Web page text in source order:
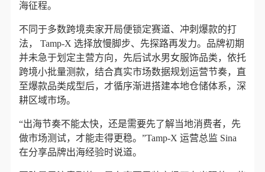
海征程。
不同于多数跨境卖家开局便锁定赛道、冲刺爆款的打
法， Tamp-X 选择放慢脚步、先探路再发力。品牌初期
并未急于划定主营方向，先后试水男女服饰品类，依托
跨境小批量测款，结合真实市场数据规划运营节奏，直
至爆款品类成型后，才循序渐进搭建本地仓储体系，深
耕区域市场。
“出海节奏不能太快，还是需要先了解当地消费者，先
做市场测试，才能走得更稳。”Tamp-X 运营总监 Sina
在分享品牌出海经验时说道。